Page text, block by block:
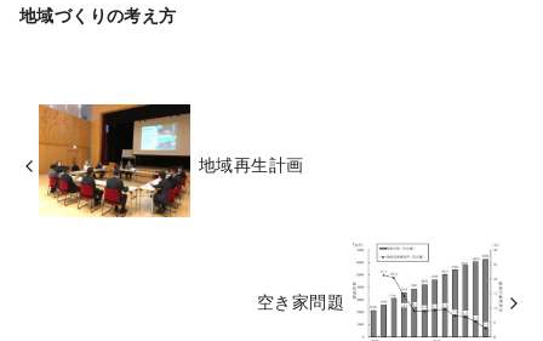
地域づくりの考え方
地域再生計画
空き家問題